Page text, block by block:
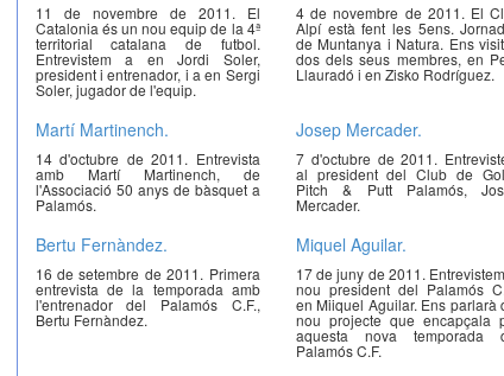
11 de novembre de 2011. El
Catalonia és un nou equip de la 4ª
territorial catalana de futbol.
Entrevistem a en Jordi Soler,
president i entrenador, i a en Sergi
Soler, jugador de l'equip.
4 de novembre de 2011. El
Alpí està fent les 5ens.
de Muntanya i Natura. Ens
dos dels seus membres, en
Llauradó i en Zisko Rodríguez.
Martí Martinench.
14 d'octubre de 2011. Entrevista
amb Martí Martinench, de
l'Associació 50 anys de bàsquet a
Palamós.
Josep Mercader.
7 d'octubre de 2011.
al president del Club de
Pitch & Putt Palamós,
Mercader.
Bertu Fernàndez.
16 de setembre de 2011. Primera
entrevista de la temporada amb
l'entrenador del Palamós C.F.,
Bertu Fernàndez.
Miquel Aguilar.
17 de juny de 2011.
nou president del Palamós
en Miiquel Aguilar. Ens parlarà
nou projecte que encapçala
aquesta nova temporada
Palamós C.F.